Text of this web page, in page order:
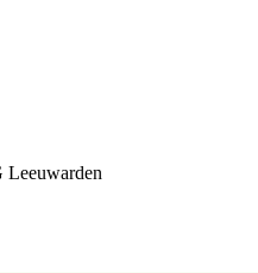
Leeuwarden